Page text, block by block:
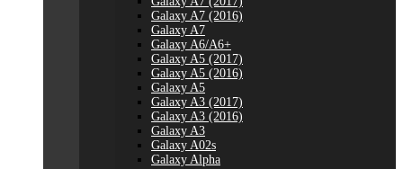
Galaxy A7 (2016)
Galaxy A7
Galaxy A6/A6+
Galaxy A5 (2017)
Galaxy A5 (2016)
Galaxy A5
Galaxy A3 (2017)
Galaxy A3 (2016)
Galaxy A3
Galaxy A02s
Galaxy Alpha